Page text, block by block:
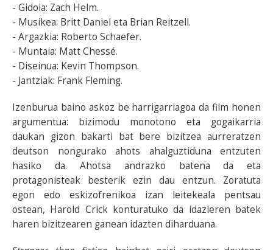
- Gidoia: Zach Helm.
- Musikea: Britt Daniel eta Brian Reitzell.
- Argazkia: Roberto Schaefer.
- Muntaia: Matt Chessé.
- Diseinua: Kevin Thompson.
- Jantziak: Frank Fleming.
Izenburua baino askoz be harrigarriagoa da film honen
argumentua: bizimodu monotono eta gogaikarria
daukan gizon bakarti bat bere bizitzea aurreratzen
deutson nongurako ahots ahalguztiduna entzuten
hasiko da. Ahotsa andrazko batena da eta
protagonisteak besterik ezin dau entzun. Zoratuta
egon edo eskizofrenikoa izan leitekeala pentsau
ostean, Harold Crick konturatuko da idazleren batek
haren bizitzearen ganean idazten diharduana.